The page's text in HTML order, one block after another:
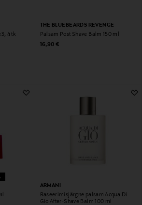
4 tk
THE BLUEBEARDS REVENGE
Palsam Post Shave Balm 150 ml
Original Price
16,90 €
ARMANI
Raseerimisjärgne palsam Acqua Di
Gio After-Shave Balm 100 ml